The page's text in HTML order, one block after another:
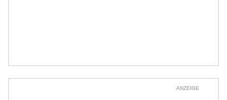
ANZEIGE